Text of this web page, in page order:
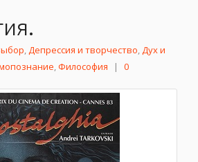
,Депрессия и творчество,Дух и
,Философия | 0